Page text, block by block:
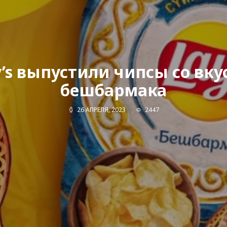
выпустили чипсы со
бешбармака
26 АПРЕЛЯ, 2023 2447